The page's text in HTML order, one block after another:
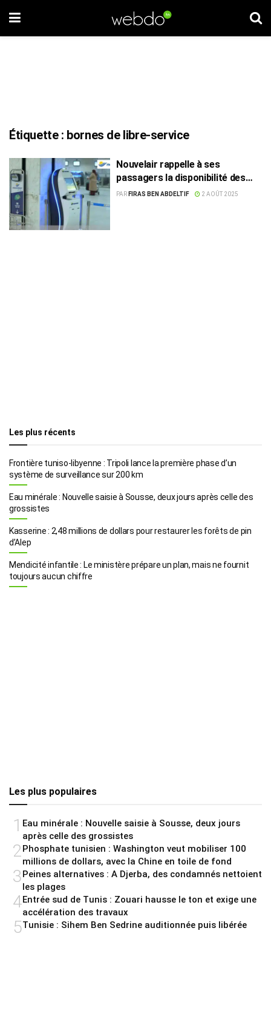
Étiquette : bornes de libre-service
Nouvelair rappelle à ses
passagers la disponibilité des
bornes de libre-service pour un
PAR FIRAS BEN ABDELTIF 2 AOÛT 2025
Les plus récents
Frontière tuniso-libyenne : Tripoli lance la première phase d’un
système de surveillance sur 200 km
Eau minérale : Nouvelle saisie à Sousse, deux jours après celle des
grossistes
Kasserine : 2,48 millions de dollars pour restaurer les forêts de pin
d’Alep
Mendicité infantile : Le ministère prépare un plan, mais ne fournit
toujours aucun chiffre
Les plus populaires
1 Eau minérale : Nouvelle saisie à Sousse, deux jours
après celle des grossistes
2 Phosphate tunisien : Washington veut mobiliser 100
millions de dollars, avec la Chine en toile de fond
3Peines alternatives : A Djerba, des condamnés nettoient
les plages
4Entrée sud de Tunis : Zouari hausse le ton et exige une
accélération des travaux
5Tunisie : Sihem Ben Sedrine auditionnée puis libérée